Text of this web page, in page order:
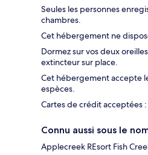
Seules les personnes
chambres.
Cet hébergement ne
Dormez sur vos deux
extincteur sur place.
Cet hébergement accepte
espèces.
Cartes de crédit acceptées
Connu aussi sous le
Applecreek REsort Fish